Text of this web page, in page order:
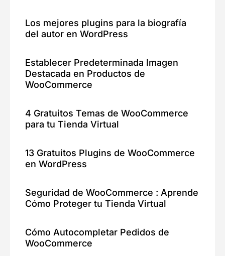
Los mejores plugins para la biografía
del autor en WordPress
Establecer Predeterminada Imagen
Destacada en Productos de
WooCommerce
4 Gratuitos Temas de WooCommerce
para tu Tienda Virtual
13 Gratuitos Plugins de WooCommerce
en WordPress
Seguridad de WooCommerce : Aprende
Cómo Proteger tu Tienda Virtual
Cómo Autocompletar Pedidos de
WooCommerce